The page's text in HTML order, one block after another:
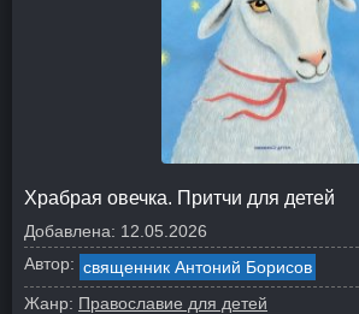
Храбрая овечка. Притчи для детей
Добавлена: 12.05.2026
Автор: священник Антоний Борисов
Жанр: Православие для детей